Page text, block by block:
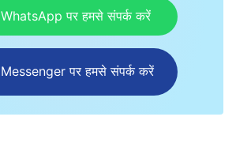
WhatsApp पर हमसे संपर्क करें
Messenger पर हमसे संपर्क करें